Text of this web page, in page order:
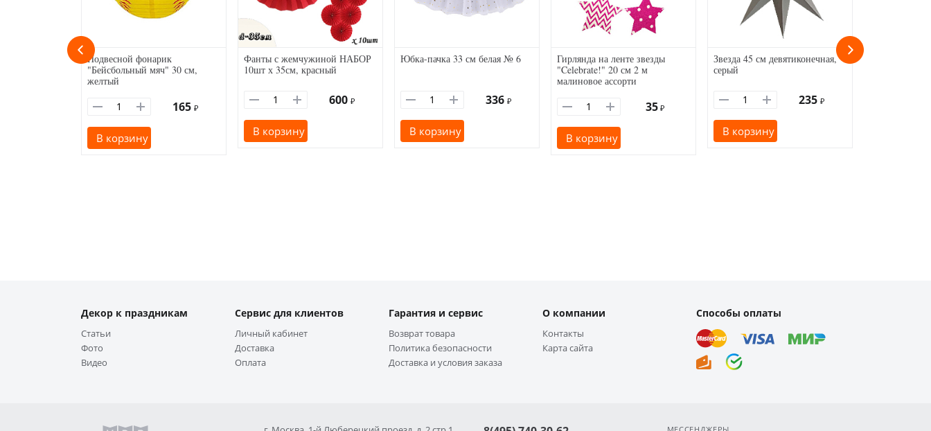
Подвесной фонарик
"Бейсбольный мяч" 30 см,
желтый
165 ₽
В корзину
Фанты с жемчужиной НАБОР
10шт х 35см, красный
600 ₽
В корзину
Юбка-пачка 33 см белая № 6
336 ₽
В корзину
Гирлянда на ленте звезды
"Celebrate!" 20 см 2 м
малиновое ассорти
35 ₽
В корзину
Звезда 45 см девятиконечная,
серый
235 ₽
В корзину
Декор к праздникам
Статьи
Фото
Видео
Сервис для клиентов
Личный кабинет
Доставка
Оплата
Гарантия и сервис
Возврат товара
Политика безопасности
Доставка и условия заказа
О компании
Контакты
Карта сайта
Способы оплаты